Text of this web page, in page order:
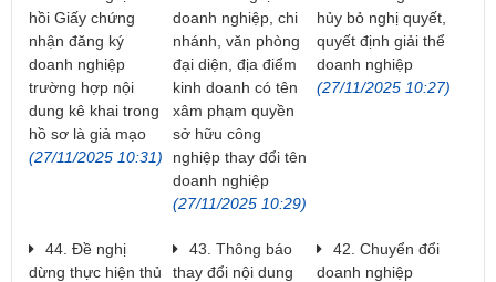
hồi Giấy chứng
nhận đăng ký
doanh nghiệp
trường hợp nội
dung kê khai trong
hồ sơ là giả mạo
(27/11/2025 10:31)
doanh nghiệp, chi
nhánh, văn phòng
đại diện, địa điểm
kinh doanh có tên
xâm phạm quyền
sở hữu công
nghiệp thay đổi tên
doanh nghiệp
(27/11/2025 10:29)
hủy bỏ nghị quyết,
quyết định giải thể
doanh nghiệp
(27/11/2025 10:27)
44. Đề nghị
dừng thực hiện thủ
43. Thông báo
thay đổi nội dung
42. Chuyển đổi
doanh nghiệp